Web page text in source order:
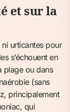
et sur la
urticantes pour
s’échouent en
plage ou dans
(sans
principalement
qui